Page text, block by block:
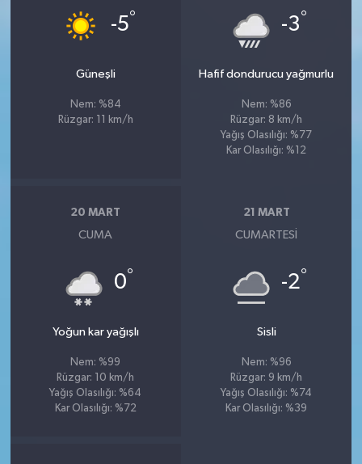
-5°
Güneşli
Nem: %84
Rüzgar: 11 km/h
-3°
Hafif dondurucu yağmurlu
Nem: %86
Rüzgar: 8 km/h
Yağış Olasılığı: %77
Kar Olasılığı: %12
20 MART
CUMA
0°
Yoğun kar yağışlı
Nem: %99
Rüzgar: 10 km/h
Yağış Olasılığı: %64
Kar Olasılığı: %72
21 MART
CUMARTESI
-2°
Sisli
Nem: %96
Rüzgar: 9 km/h
Yağış Olasılığı: %74
Kar Olasılığı: %39